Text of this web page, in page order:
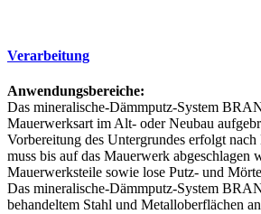
Verarbeitung
Anwendungsbereiche:
Das mineralische-Dämmputz-System
Mauerwerksart im Alt- oder Neubau
Vorbereitung des Untergrundes erfolgt
muss bis auf das Mauerwerk abgeschlagen
Mauerwerksteile sowie lose Putz- und
Das mineralische-Dämmputz-System
behandeltem Stahl und Metalloberflächen